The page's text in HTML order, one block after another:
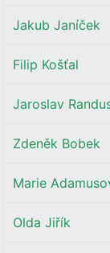
Jakub Janíček
Filip Košťal
Jaroslav
Zdeněk Bobek
Marie
Olda Jiřík